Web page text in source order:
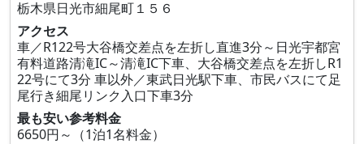
栃木県日光市細尾町１５６
アクセス
車／R122号大谷橋交差点を左折し直進3分～日光宇都宮
有料道路清滝IC～清滝IC下車、大谷橋交差点を左折しR1
22号にて3分 車以外／東武日光駅下車、市民バスにて足
尾行き細尾リンク入口下車3分
最も安い参考料金
6650円～（1泊1名料金）